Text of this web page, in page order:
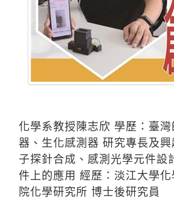
化學系教授陳志欣 學歷：臺
器、生化感測器 研究專長及
子探針合成、感測光學元件
件上的應用 經歷：淡江大學
院化學研究所 博士後研究員